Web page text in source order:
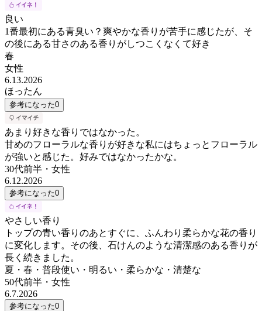
良い
1番最初にある青臭い？爽やかな香りが苦手に感じたが、そ
の後にある甘さのある香りがしつこくなくて好き
春
女性
6.13.2026
ほったん
参考になった0
あまり好きな香りではなかった。
甘めのフローラルな香りが好きな私にはちょっとフローラル
が強いと感じた。好みではなかったかな。
30代前半 ・ 女性
6.12.2026
参考になった0
やさしい香り
トップの青い香りのあとすぐに、ふんわり柔らかな花の香り
に変化します。その後、石けんのような清潔感のある香りが
長く続きました。
夏・春・普段使い・明るい・柔らかな・清楚な
50代前半 ・ 女性
6.7.2026
参考になった0